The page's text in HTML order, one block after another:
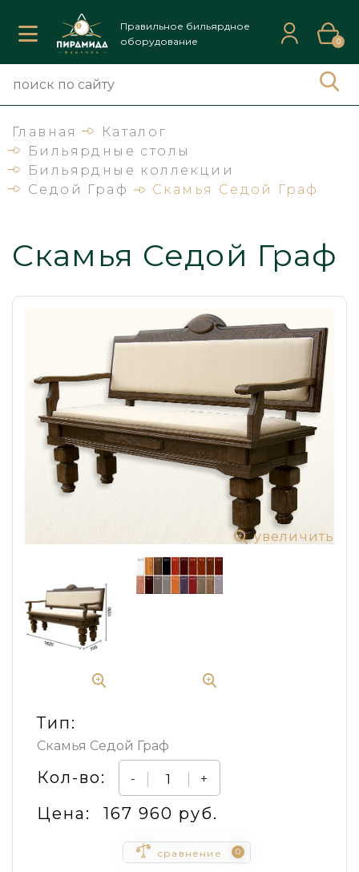
Правильное бильярдное
оборудование
0
Главная
Каталог
Бильярдные столы
Бильярдные коллекции
Седой Граф
Скамья Седой Граф
Скамья Седой Граф
увеличить
Тип:
Скамья Седой Граф
Кол-во: - +
Цена: 167 960 руб.
сравнение 0